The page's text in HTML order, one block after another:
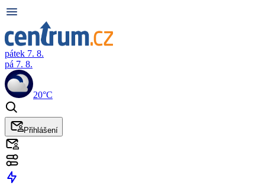
pátek 7. 8.
pá 7. 8.
20°C
Přihlášení